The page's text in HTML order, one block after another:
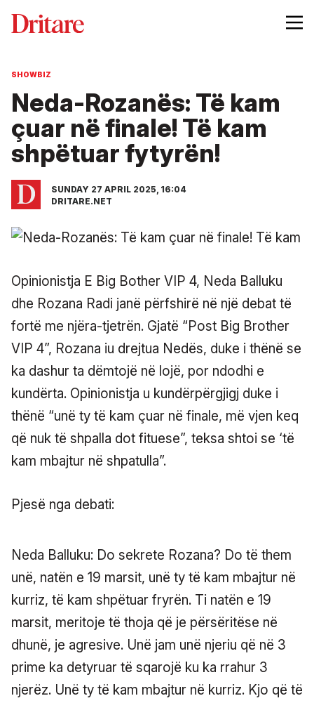
SHOWBIZ
Neda-Rozanës: Të kam
çuar në finale! Të kam
shpëtuar fytyrën!
SUNDAY 27 APRIL 2025, 16:04
DRITARE.NET
Opinionistja E Big Bother VIP 4, Neda Balluku
dhe Rozana Radi janë përfshirë në një debat të
fortë me njëra-tjetrën. Gjatë “Post Big Brother
VIP 4”, Rozana iu drejtua Nedës, duke i thënë se
ka dashur ta dëmtojë në lojë, por ndodhi e
kundërta. Opinionistja u kundërpërgjigj duke i
thënë “unë ty të kam çuar në finale, më vjen keq
që nuk të shpalla dot fituese”, teksa shtoi se ‘të
kam mbajtur në shpatulla”.
Pjesë nga debati:
Neda Balluku: Do sekrete Rozana? Do të them
unë, natën e 19 marsit, unë ty të kam mbajtur në
kurriz, të kam shpëtuar fryrën. Ti natën e 19
marsit, meritoje të thoja që je përsëritëse në
dhunë, je agresive. Unë jam unë njeriu që në 3
prime ka detyruar të sqarojë ku ka rrahur 3
njerëz. Unë ty të kam mbajtur në kurriz. Kjo që të